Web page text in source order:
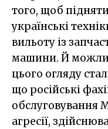
того, щоб
українські
вильоту із
машини. Й
цього огляду
що російські
обслуговування
агресії,